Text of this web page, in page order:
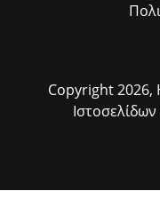
Copyright 2026,
Ιστοσελίδων